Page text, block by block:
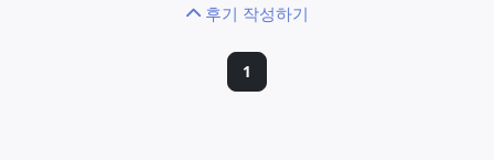
후기 작성하기
1